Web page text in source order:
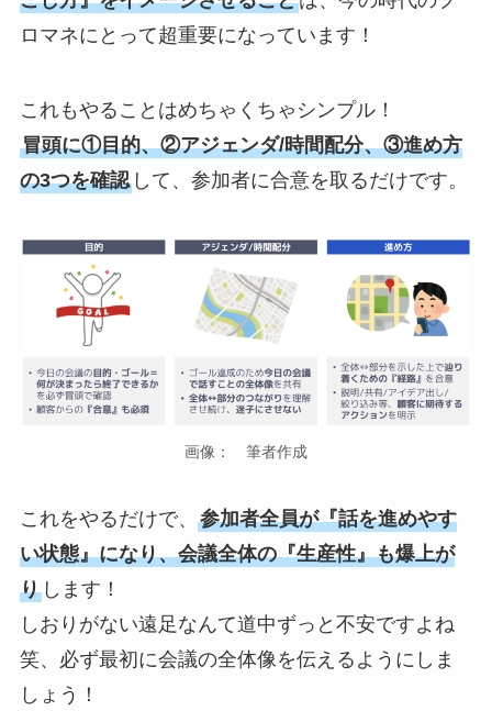
ロマネにとって超重要になっています！
これもやることはめちゃくちゃシンプル！
冒頭に①目的、②アジェンダ/時間配分、③進め方
の3つを確認して、参加者に合意を取るだけです。
画像： 筆者作成
これをやるだけで、 参加者全員が『話を進めやす
い状態』になり、会議全体の『生産性』も爆上が
りします！
しおりがない遠足なんて道中ずっと不安ですよね
笑、必ず最初に会議の全体像を伝えるようにしま
しょう！